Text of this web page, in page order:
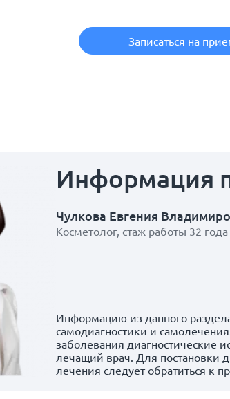
Записаться на
Информация
Чулкова Евгения
Косметолог, стаж работы 32 года
Информацию из данного
самодиагностики и
заболевания диагностические
лечащий врач. Для постановки
лечения следует обратиться к